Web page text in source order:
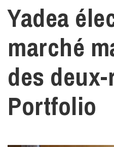
Yadea
marché
des
Portfolio